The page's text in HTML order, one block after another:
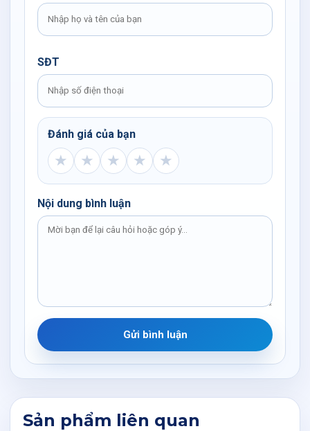
SĐT
Đánh giá của bạn
★ ★ ★ ★ ★
Nội dung bình luận
Gửi bình luận
Sản phẩm liên quan